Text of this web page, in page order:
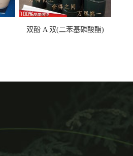
双酚 A 双(二苯基磷酸酯)